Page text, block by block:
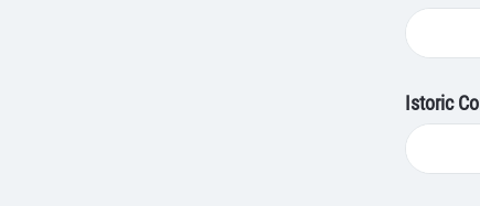
Istoric